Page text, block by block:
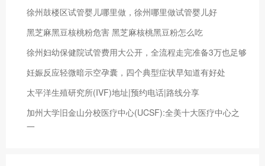
徐州鼓楼区试管婴儿哪里做，徐州哪里做试管婴儿好
黑芝麻黑豆核桃粉危害 黑芝麻核桃黑豆粉怎么吃
徐州妇幼保健院试管费用大公开，全流程走完准备3万也足够
妊娠反应轻微暗示空孕囊，四个典型症状早知道有好处
太平洋生殖研究所(IVF)地址|预约电话|路线分享
加州大学旧金山分校医疗中心(UCSF):全美十大医疗中心之
一